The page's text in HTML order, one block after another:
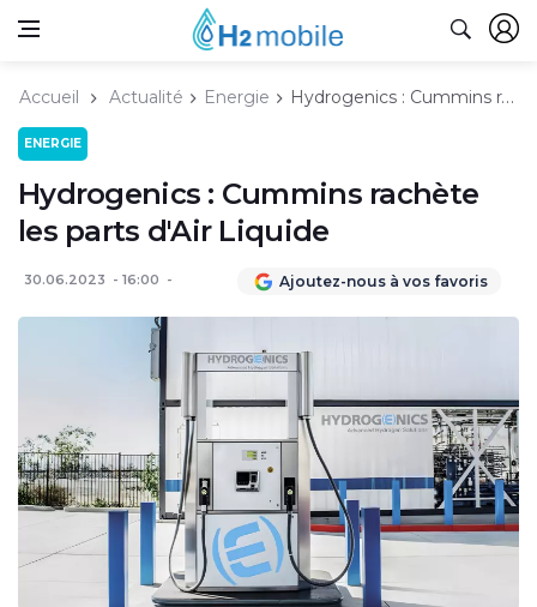
Accueil Actualité Energie Hydrogenics : Cummins rachète les parts d'Air Liquide
ENERGIE
Hydrogenics : Cummins rachète
les parts d'Air Liquide
30.06.2023 16:00 Ajoutez-nous à vos favoris